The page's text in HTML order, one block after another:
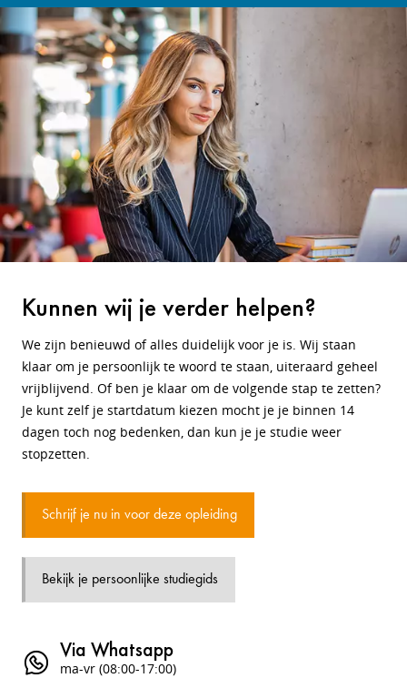
Kunnen wij je verder helpen?
We zijn benieuwd of alles duidelijk voor je is. Wij staan
klaar om je persoonlijk te woord te staan, uiteraard geheel
vrijblijvend. Of ben je klaar om de volgende stap te zetten?
Je kunt zelf je startdatum kiezen mocht je je binnen 14
dagen toch nog bedenken, dan kun je je studie weer
stopzetten.
Schrijf je nu in voor deze opleiding
Bekijk je persoonlijke studiegids
Via Whatsapp
ma-vr (08:00-17:00)